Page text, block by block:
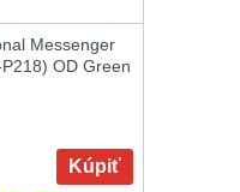
Messenger
OD Green
Kúpiť